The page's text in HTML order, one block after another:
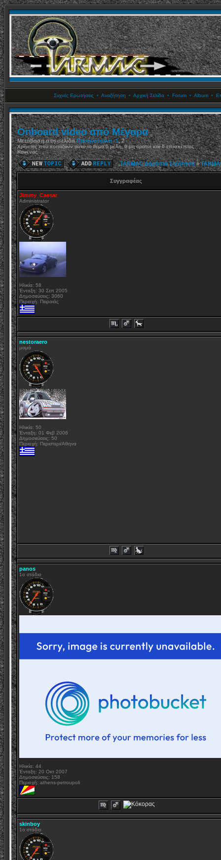
Συχνές Ερωτήσεις • Αναζήτηση • Αρχική Σελίδα• Forum• Album•
Onboard video από Μέγαρα
Μετάβαση στη σελίδαΠροηγούμενη 1,2
Χρήστες που κοιτάζουν αυτό το θέμα:0 μέλη, 0 μη ορατοί και 0 επισκέπτες
Κανένας
TARMAC Δημόσια Συζήτηση»
Συγγραφέας
Jimmy_Caesar
Administrator
Ηλικία: 58
Ένταξη: 30 Σεπ 2005
Δημοσιεύσεις: 3060
Περιοχή: Πειραιάς
nestoraero
μαμά
Ηλικία: 50
Ένταξη: 01 Φεβ 2006
Δημοσιεύσεις: 50
Περιοχή: Περιστερι/Αθηνα
panos
1o στάδιο
Ηλικία: 44
Ένταξη: 20 Οκτ 2007
Δημοσιεύσεις: 158
Περιοχή: athens-petroupoli
skinboy
1o στάδιο